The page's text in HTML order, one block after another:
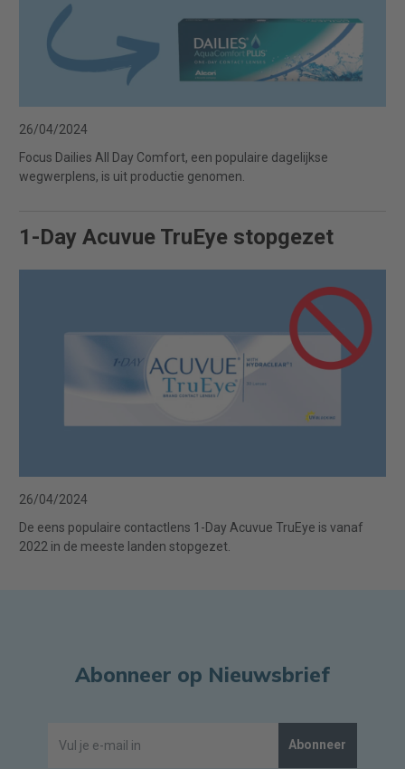
26/04/2024
Focus Dailies All Day Comfort, een populaire dagelijkse
wegwerplens, is uit productie genomen.
1-Day Acuvue TruEye stopgezet
26/04/2024
De eens populaire contactlens 1-Day Acuvue TruEye is vanaf
2022 in de meeste landen stopgezet.
Abonneer op Nieuwsbrief
Abonneer